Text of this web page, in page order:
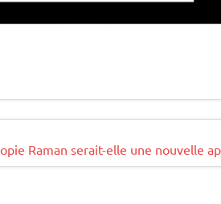
Raman serait-elle une nouvelle